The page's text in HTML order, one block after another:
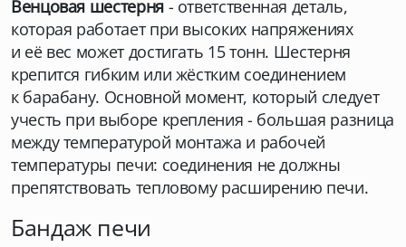
Венцовая шестерня- ответственная деталь,
которая работает при высоких напряжениях
и её вес может достигать 15 тонн. Шестерня
крепится гибким или жёстким соединением
к барабану. Основной момент, который следует
учесть при выборе крепления - большая разница
между температурой монтажа и рабочей
температуры печи: соединения не должны
препятствовать тепловому расширению печи.
Бандаж печи